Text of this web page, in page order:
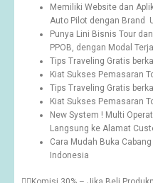
Memiliki Website dan
Auto Pilot dengan Brand
Punya Lini Bisnis Tour
PPOB, dengan Modal
Tips Traveling Gratis
Kiat Sukses Pemasaran
Tips Traveling Gratis
Kiat Sukses Pemasaran
New System ! Multi
Langsung ke Alamat
Cara Mudah Buka
Indonesia